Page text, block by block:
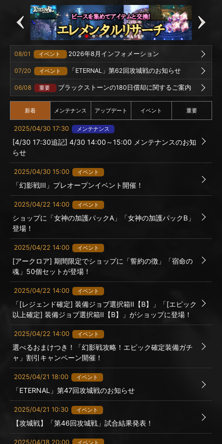
08/01 イベント 2026年8月インフォメーション
07/20 イベント 「ETERNAL」第62回攻城戦のお知らせ
06/08 重要 ブラックストーンの180日償却に関するご案内
新着 メンテナンス アップデート イベント 重要
2025/04/30 17:30 メンテナンス
[4/30 17:30追記] 4/30 14:00～15:00 メンテナンスのお知
らせ
2025/04/30 15:00 イベント
「幻影戦III」プレオープンイベント開催！
2025/04/22 14:00 イベント
ショップに「女神の加護パックA」「女神の加護パックB」
登場！
2025/04/22 14:00 イベント
[アークロア] 期間限定でショップに「誓約の徴」「宿命の
魂」50個セットが登場！
2025/04/22 14:00 イベント
「[レジェンド確定] 装備ジョブ選択箱II【B】」「[エピック
以上確定] 装備ジョブ選択箱II【B】」がショップに登場！
2025/04/22 14:00 イベント
選べるおまけつき！「幻影戦攻略！エピック確定装備ガチ
ャ」割引キャンペーン開催！
2025/04/21 18:00 イベント
「ETERNAL」第47回攻城戦のお知らせ
2025/04/21 10:30 イベント
【攻城戦】「第46回攻城戦」試合結果発表！
2025/04/18 20:00 イベント